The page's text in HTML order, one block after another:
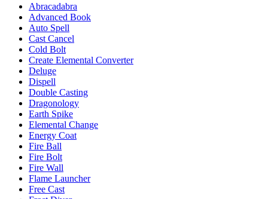
Abracadabra
Advanced Book
Auto Spell
Cast Cancel
Cold Bolt
Create Elemental Converter
Deluge
Dispell
Double Casting
Dragonology
Earth Spike
Elemental Change
Energy Coat
Fire Ball
Fire Bolt
Fire Wall
Flame Launcher
Free Cast